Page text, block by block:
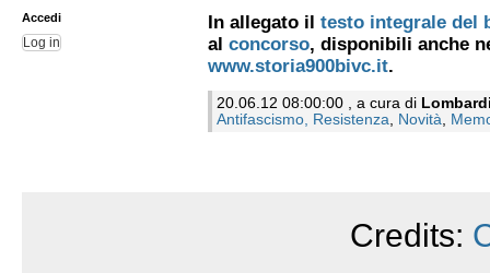
Accedi
Log in
In allegato il testo integrale del
al concorso, disponibili anche
www.storia900bivc.it.
20.06.12 08:00:00 , a cura di
Antifascismo, Resistenza, Novità,
Credits: